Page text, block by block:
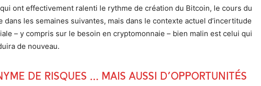
ont effectivement ralenti le rythme de création du Bitcoin, le cours du
dans les semaines suivantes, mais dans le contexte actuel d’incertitude
– y compris sur le besoin en cryptomonnaie – bien malin est celui qui
de nouveau.
de risques … mais aussi d’opportunités